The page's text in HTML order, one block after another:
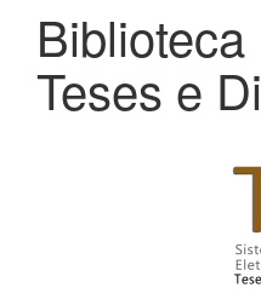
Teses e